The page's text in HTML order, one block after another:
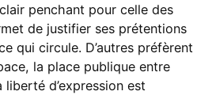
penchant pour celle des
de justifier ses prétentions
qui circule. D’autres préfèrent
la place publique entre
d’expression est